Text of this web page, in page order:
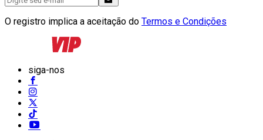
O registro implica a aceitação do Termos e Condições
siga-nos